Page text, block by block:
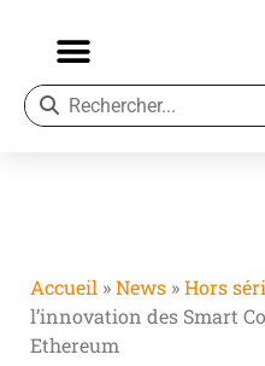
Accueil »News »Hors
l’innovation des Smart
Ethereum